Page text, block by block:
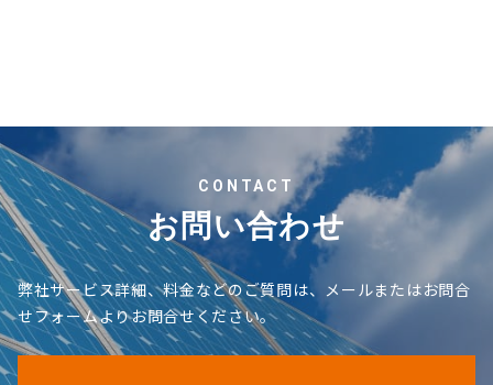
CONTACT
お問い合わせ
弊社サービス詳細、料金などのご質問は、メールまたはお問合
せフォームよりお問合せください。